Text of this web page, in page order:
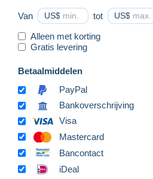
Van US$ tot US$
Alleen met korting
Gratis levering
Betaalmiddelen
PayPal
Bankoverschrijving
Visa
Mastercard
Bancontact
iDeal